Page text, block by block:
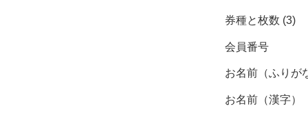
券種と枚数 (3)
会員番号
お名前（ふりが
お名前（漢字）